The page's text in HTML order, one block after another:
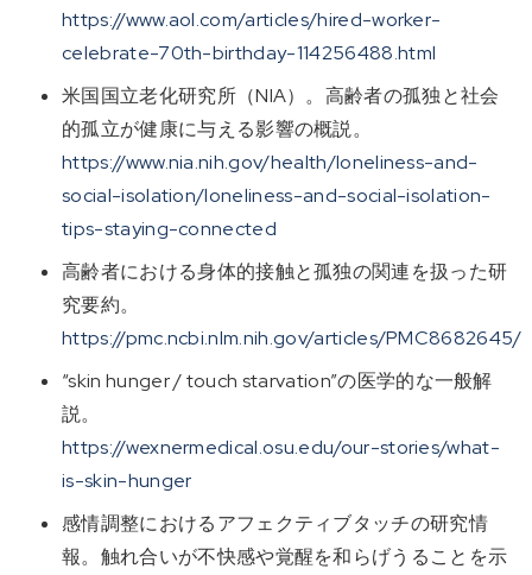
https://www.aol.com/articles/hired-worker-
celebrate-70th-birthday-114256488.html
米国国立老化研究所（NIA）。高齢者の孤独と社会
的孤立が健康に与える影響の概説。
https://www.nia.nih.gov/health/loneliness-and-
social-isolation/loneliness-and-social-isolation-
tips-staying-connected
高齢者における身体的接触と孤独の関連を扱った研
究要約。
https://pmc.ncbi.nlm.nih.gov/articles/PMC8682645/
“skin hunger / touch starvation”の医学的な一般解
説。
https://wexnermedical.osu.edu/our-stories/what-
is-skin-hunger
感情調整におけるアフェクティブタッチの研究情
報。触れ合いが不快感や覚醒を和らげうることを示